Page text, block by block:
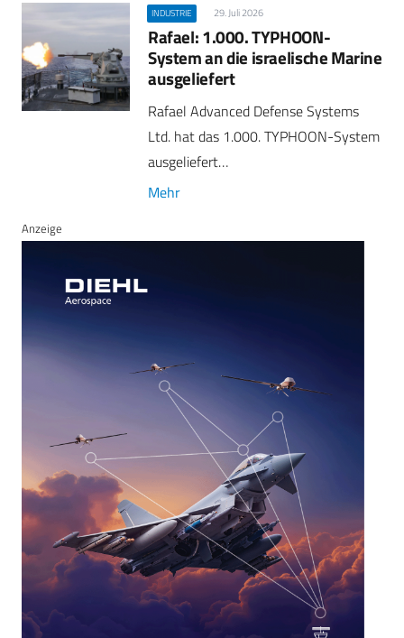
INDUSTRIE 29. Juli 2026
Rafael: 1.000. TYPHOON-
System an die israelische Marine
ausgeliefert
Rafael Advanced Defense Systems
Ltd. hat das 1.000. TYPHOON-System
ausgeliefert…
Mehr
Anzeige